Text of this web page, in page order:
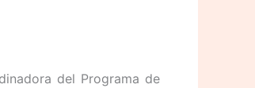
del Programa de